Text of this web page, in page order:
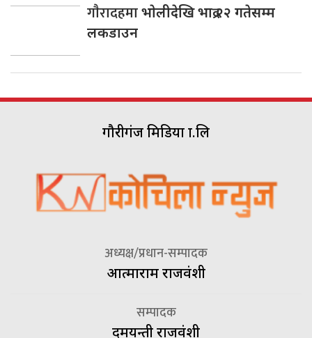
गाैरादहमाभाेलीदेखि भाद्र २२ गतेसम्म
लकडाउन
गौरीगंज मिडिया प्रा.लि
अध्यक्ष/प्रधान-सम्पादक
आत्माराम राजवंशी
सम्पादक
दमयन्ती राजवंशी